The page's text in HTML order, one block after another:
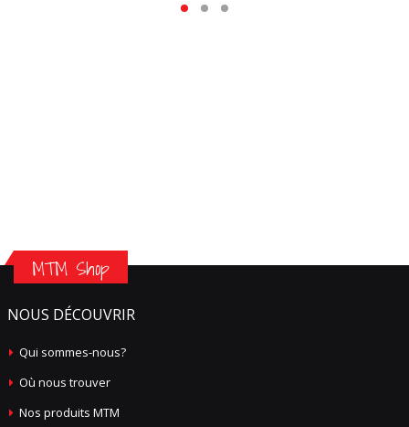
MTM Shop
NOUS DÉCOUVRIR
Qui sommes-nous?
Où nous trouver
Nos produits MTM